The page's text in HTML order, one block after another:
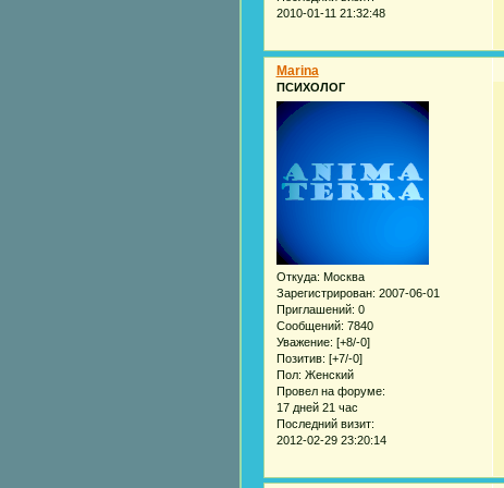
2010-01-11 21:32:48
Marina
ПСИХОЛОГ
Откуда: Москва
Зарегистрирован: 2007-06-01
Приглашений: 0
Сообщений: 7840
Уважение: [+8/-0]
Позитив: [+7/-0]
Пол: Женский
Провел на форуме:
17 дней 21 час
Последний визит:
2012-02-29 23:20:14